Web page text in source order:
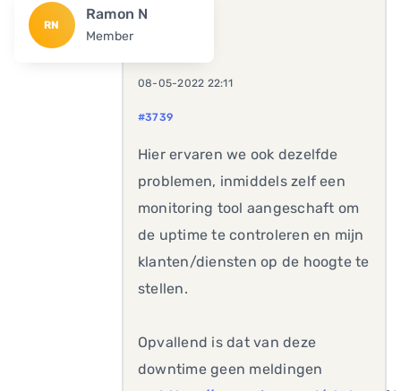
RN
Ramon N
Member
08-05-2022 22:11
#3739
Hier ervaren we ook dezelfde
problemen, inmiddels zelf een
monitoring tool aangeschaft om
de uptime te controleren en mijn
klanten/diensten op de hoogte te
stellen.
Opvallend is dat van deze
downtime geen meldingen